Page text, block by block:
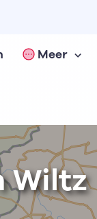
Meer
Wiltz